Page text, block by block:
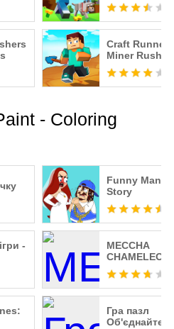
Craft Runner -
Miner Rush:
Building and
Crafting
- Coloring
Funny Man:
Story
-
MECCHA
CHAMELEON
Гра пазл
Об'єднайте